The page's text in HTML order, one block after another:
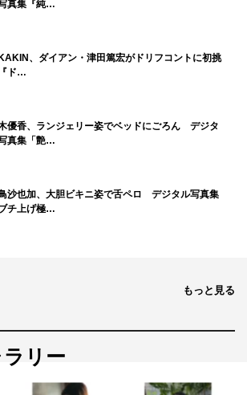
田千穂
真集『純…
、ダイアン・津田篤宏がドリフコントに初挑
ド…
優香、ランジェリー姿でベッドにごろん デジタ
真集「艶…
沙也加、大胆ビキニ姿で舌ペロ デジタル写真集
ブチ上げ極…
もっと見る
リー